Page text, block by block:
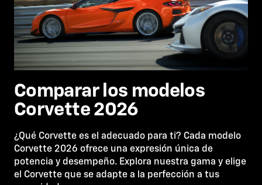
Comparar los modelos ​​​​​​​
Corvette 2026
¿Qué Corvette es el adecuado para ti? Cada modelo
Corvette 2026 ofrece una expresión única de
potencia y desempeño. Explora nuestra gama y elige
el Corvette que se adapte a la perfección a tus